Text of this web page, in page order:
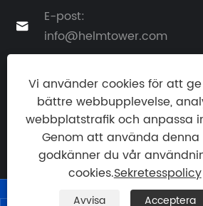

E-post:
info@helmtower.com

Adress: No.1818 Zhenluo
District, Ningbo City,
Kina
Vi använder cookies för att
bättre webbupplevelse,
webbplatstrafik och anpassa
Genom att använda denna
godkänner du vår
cookies.Sekretesspolicy
Avvisa Acceptera